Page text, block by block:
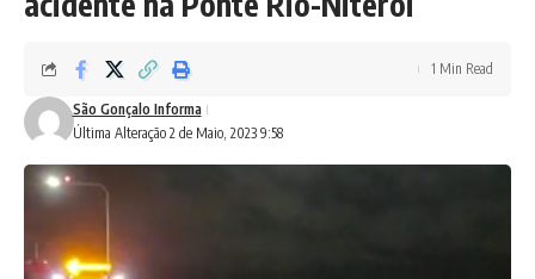
Última Alteração 2 de Maio, 2023 9:58
São Gonçalo Informa
1 Min Read